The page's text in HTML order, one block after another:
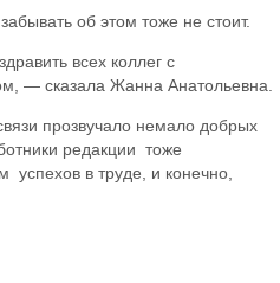
об этом тоже не стоит.
всех коллег с
— сказала Жанна Анатольевна.
прозвучало немало добрых
редакции тоже
в труде, и конечно,